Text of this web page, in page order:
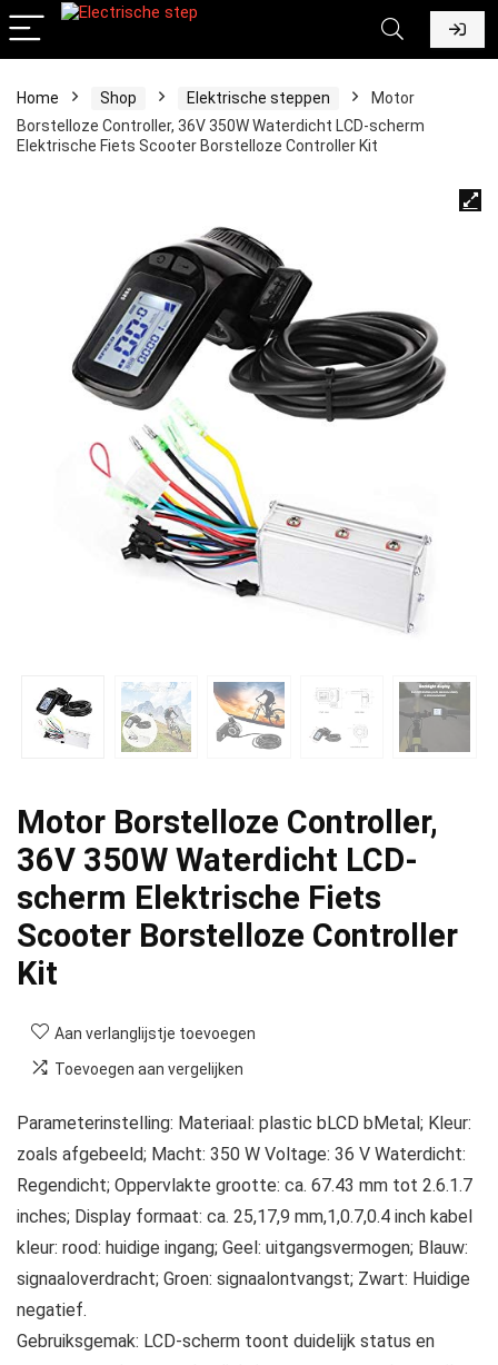
Home Shop Elektrische steppen
Motor
Borstelloze Controller, 36V 350W Waterdicht LCD-scherm
Elektrische Fiets Scooter Borstelloze Controller Kit
Motor Borstelloze Controller,
36V 350W Waterdicht LCD-
scherm Elektrische Fiets
Scooter Borstelloze Controller
Kit
Aan verlanglijstje toevoegen
Toevoegen aan vergelijken
Parameterinstelling: Materiaal: plastic bLCD bMetal; Kleur:
zoals afgebeeld; Macht: 350 W Voltage: 36 V Waterdicht:
Regendicht; Oppervlakte grootte: ca. 67.43 mm tot 2.6.1.7
inches; Display formaat: ca. 25,17,9 mm,1,0.7,0.4 inch kabel
kleur: rood: huidige ingang; Geel: uitgangsvermogen; Blauw:
signaaloverdracht; Groen: signaalontvangst; Zwart: Huidige
negatief.
Gebruiksgemak: LCD-scherm toont duidelijk status en